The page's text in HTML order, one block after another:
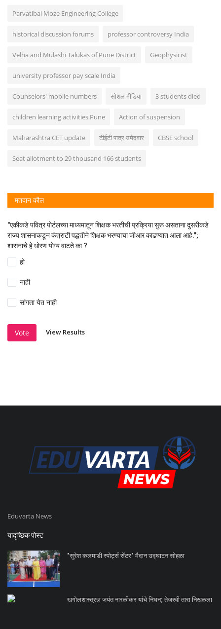
Parvatibai Moze Engineering College
historical discussion forums professor controversy India
Velha and Mulashi Talukas of Pune District Geophysicist
university professor pay scale India
Counselors' mobile numbers सोशल मीडिया 3 students died
children learning activities Pune Action of suspension
Maharashtra CET update टीईटी पात्र उमेदवार CBSE school
Seat allotment to 29 thousand 166 students
मतदान कौल
"एकीकडे पवित्र पोर्टलच्या माध्यमातून शिक्षक भरतीची प्रक्रिया सुरू असताना दुसरीकडे
राज्य शासनाकडून कंत्राटी पद्धतीने शिक्षक भरण्याचा जीआर काढण्यात आला आहे.";
शासनाचे हे धोरण योग्य वाटते का ?
हो
नाही
सांगता येत नाही
Vote View Results
Eduvarta News
यादृच्छिक पोस्ट
"सुरेश कलमाडी स्पोर्ट्स सेंटर" मैदान उद्घाटन सोहळा
खगोलशास्त्रज्ञ जयंत नारळीकर यांचे निधन; तेजस्वी तारा निखळला